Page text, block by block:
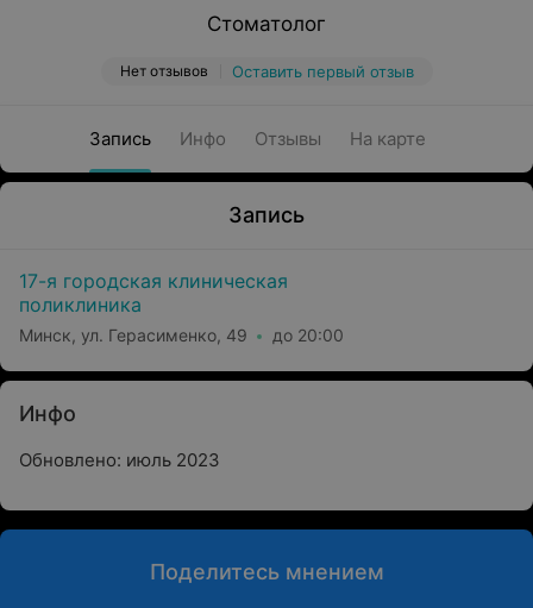
Стоматолог
Нет отзывов Оставить первый отзыв
Запись Инфо Отзывы На карте
Запись
17-я городская клиническая
поликлиника
Минск, ул. Герасименко, 49 до 20:00
Инфо
Обновлено: июль 2023
Поделитесь мнением